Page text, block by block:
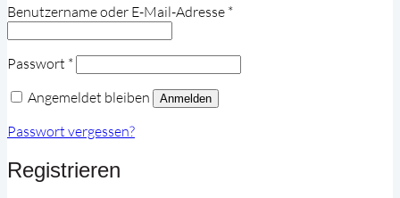
Benutzername oder E-Mail-Adresse *Erforderlich
Passwort *Erforderlich
Angemeldet bleiben
Anmelden
Passwort vergessen?
Registrieren